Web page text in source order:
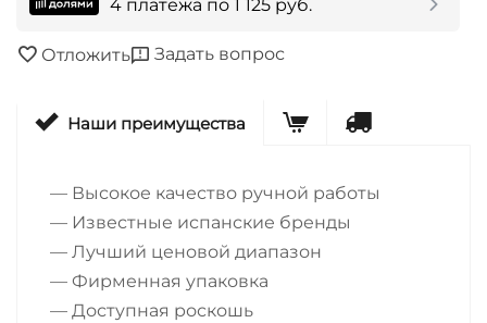
4 платежа по 1 125 руб.
Отложить Задать вопрос
Наши преимущества
— Высокое качество ручной работы
— Известные испанские бренды
— Лучший ценовой диапазон
— Фирменная упаковка
— Доступная роскошь